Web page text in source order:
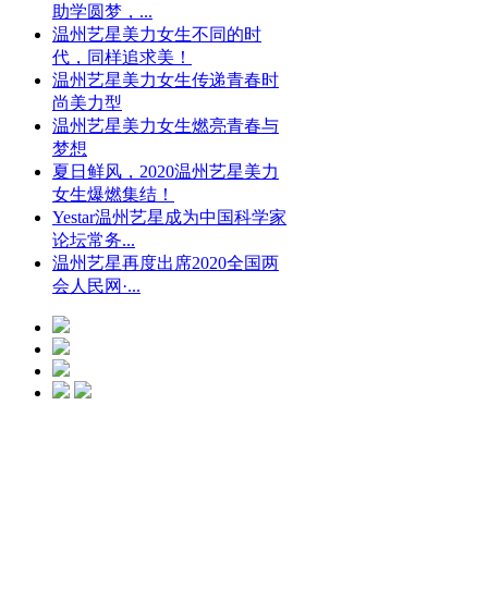
助学圆梦，...
温州艺星美力女生不同的时
代，同样追求美！
温州艺星美力女生传递青春时
尚美力型
温州艺星美力女生燃亮青春与
梦想
夏日鲜风，2020温州艺星美力
女生爆燃集结！
Yestar温州艺星成为中国科学家
论坛常务...
温州艺星再度出席2020全国两
会人民网·...